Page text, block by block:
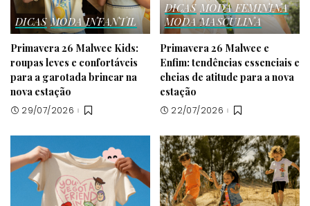
DICAS MODA INFANTIL
Primavera 26 Malwee Kids:
roupas leves e confortáveis
para a garotada brincar na
nova estação
29/07/2026
DICAS MODA FEMININA
MODA MASCULINA
Primavera 26 Malwee e
Enfim: tendências essenciais e
cheias de atitude para a nova
estação
22/07/2026